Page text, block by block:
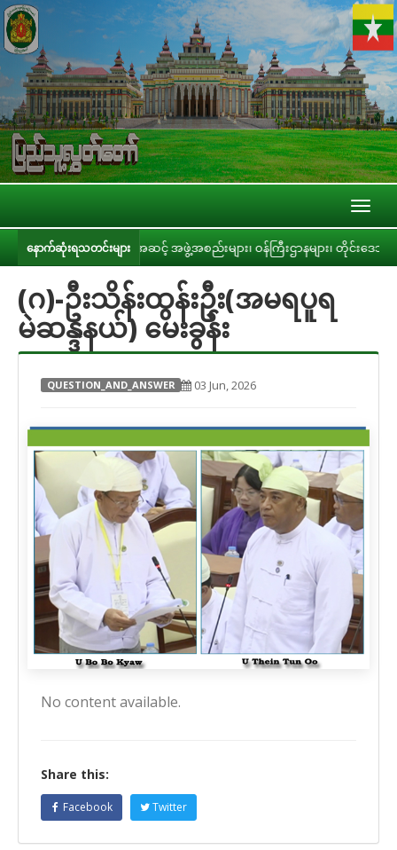
နောက်ဆုံးရသတင်းများ
င့် ပြည်ထောင်စုအဆင့် အဖွဲ့အစည်းများ၊ ဝန်ကြီးဌာနများ၊ တိုင်းဒေသကြီး
(ဂ)-ဦးသိန်းထွန်းဦး(အမရပူရ
မဲဆန္ဒနယ်) မေးခွန်း
QUESTION_AND_ANSWER 03 Jun, 2026
No content available.
Share this:
Facebook Twitter